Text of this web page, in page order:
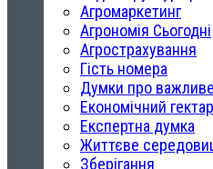
Агромаркетинг
Агрономія Сьогодні
Агрострахування
Гість номера
Думки про важливе
Економічний гектар
Експертна думка
Життєве
Зберігання